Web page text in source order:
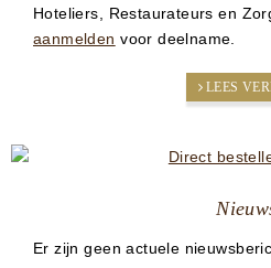
Hoteliers, Restaurateurs en
aanmelden voor deelname.
LEES
Er zijn geen actuele